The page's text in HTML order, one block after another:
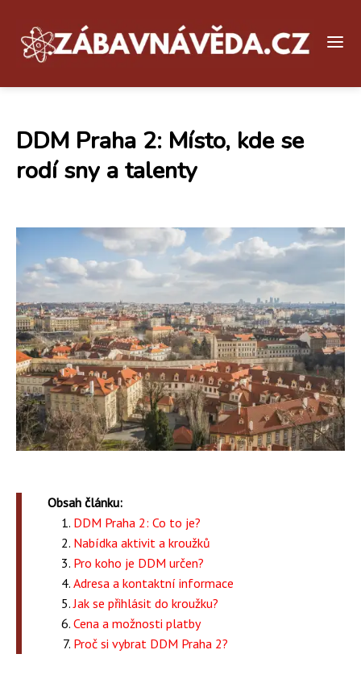
DDM Praha 2: Místo, kde se
rodí sny a talenty
Obsah článku:
DDM Praha 2: Co to je?
Nabídka aktivit a kroužků
Pro koho je DDM určen?
Adresa a kontaktní informace
Jak se přihlásit do kroužku?
Cena a možnosti platby
Proč si vybrat DDM Praha 2?